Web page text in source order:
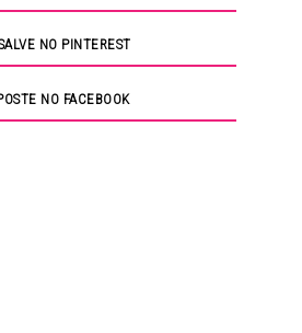
NO PINTEREST
NO FACEBOOK